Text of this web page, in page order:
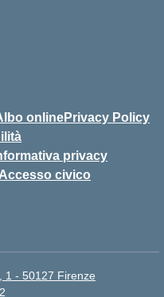
onlinePrivacy Policy
privacy
Accesso civico
1 - 50127 Firenze